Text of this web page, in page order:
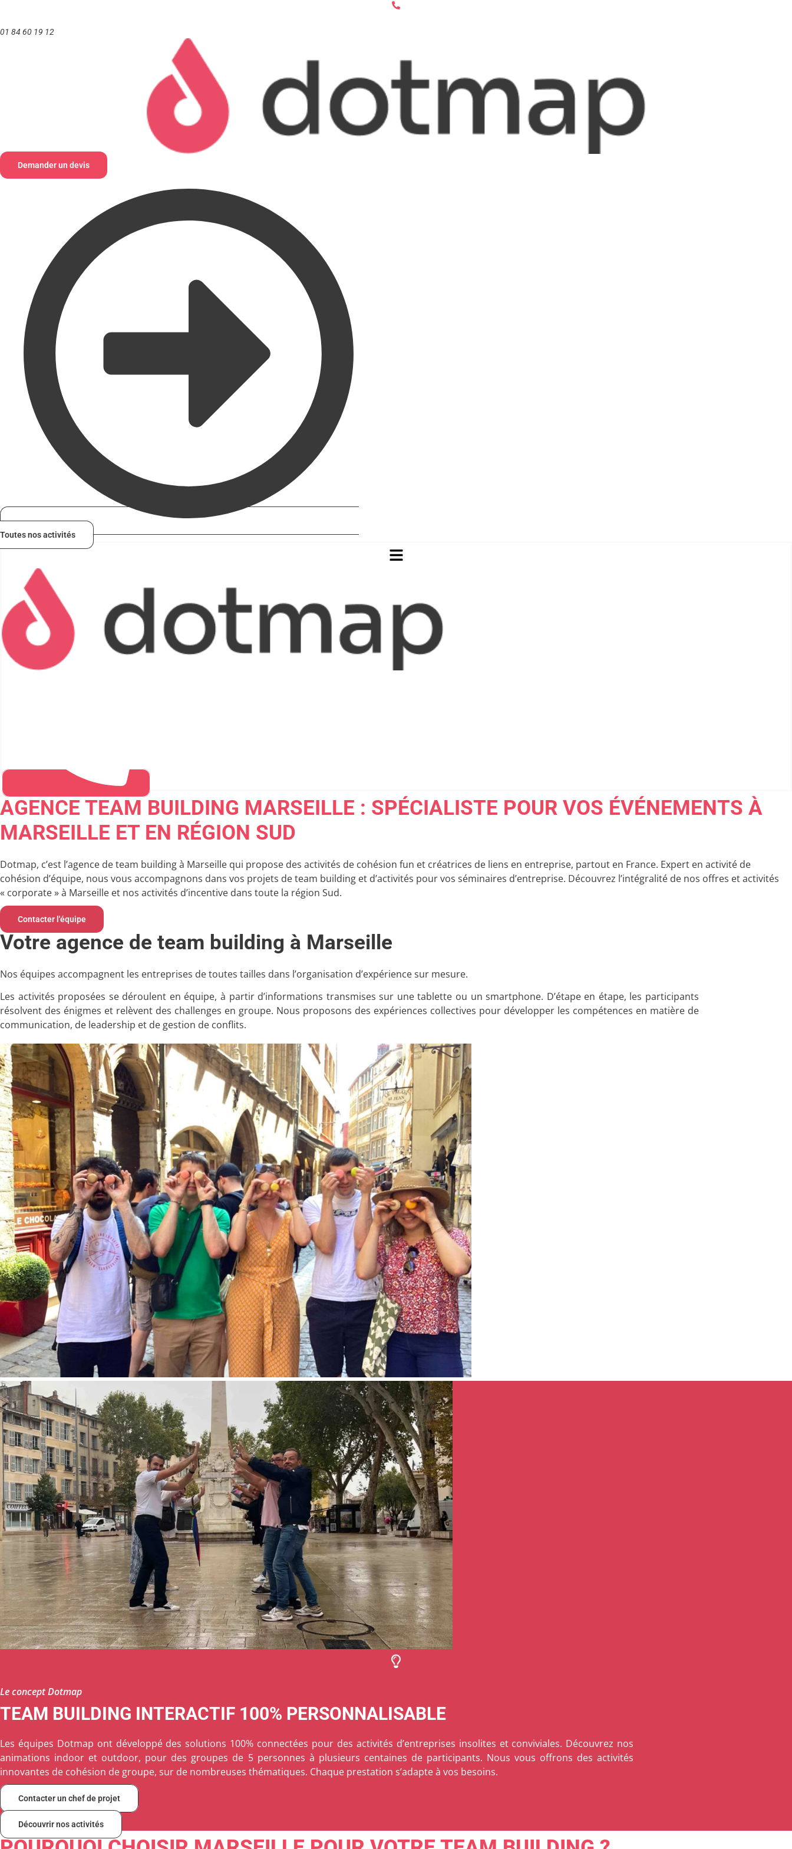
contenu
01 84 60 19 12
Demander un devis
Toutes nos activités
AGENCE TEAM BUILDING MARSEILLE : SPÉCIALISTE POUR VOS ÉVÉNEMENTS À
MARSEILLE ET EN RÉGION SUD
Dotmap, c’est l’agence de team building à Marseille qui propose des activités de cohésion fun et créatrices de liens en entreprise, partout en France. Expert en activité de
cohésion d’équipe, nous vous accompagnons dans vos projets de team building et d’activités pour vos séminaires d’entreprise. Découvrez l’intégralité de nos offres et activités
« corporate » à Marseille et nos activités d’incentive dans toute la région Sud.
Contacter l'équipe
Votre agence de team building à Marseille
Nos équipes accompagnent les entreprises de toutes tailles dans l’organisation d’expérience sur mesure.
Les activités proposées se déroulent en équipe, à partir d’informations transmises sur une tablette ou un smartphone. D’étape en étape, les participants
résolvent des énigmes et relèvent des challenges en groupe. Nous proposons des expériences collectives pour développer les compétences en matière de
communication, de leadership et de gestion de conflits.
Le concept Dotmap
TEAM BUILDING INTERACTIF 100% PERSONNALISABLE
Les équipes Dotmap ont développé des solutions 100% connectées pour des activités d’entreprises insolites et conviviales. Découvrez nos
animations indoor et outdoor, pour des groupes de 5 personnes à plusieurs centaines de participants. Nous vous offrons des activités
innovantes de cohésion de groupe, sur de nombreuses thématiques. Chaque prestation s’adapte à vos besoins.
Contacter un chef de projet
Découvrir nos activités